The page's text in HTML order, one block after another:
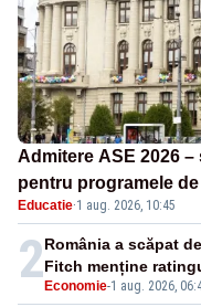
Admitere ASE 2026
pentru programele
Educatie·1 aug. 2026, 10:45
2 Economie-1 aug. 2026,
România a scăpat
Fitch menține